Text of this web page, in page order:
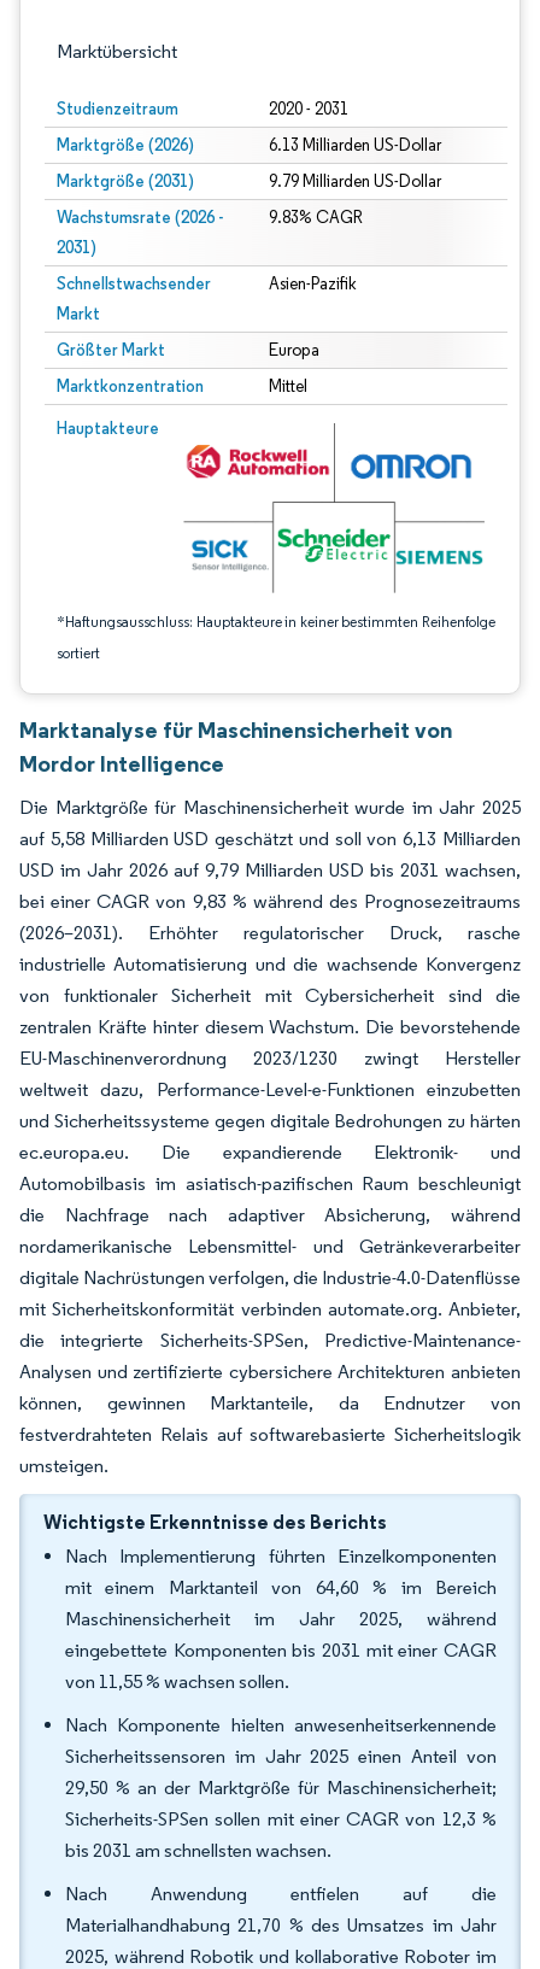
Marktübersicht
Studienzeitraum 2020 - 2031
Marktgröße (2026) 6.13 Milliarden US-Dollar
Marktgröße (2031) 9.79 Milliarden US-Dollar
Wachstumsrate (2026 -
2031)
9.83% CAGR
Schnellstwachsender
Markt
Asien-Pazifik
Größter Markt Europa
Marktkonzentration Mittel
Hauptakteure
*Haftungsausschluss: Hauptakteure in keiner bestimmten Reihenfolge
sortiert
Bild © Mordor Intelligence. Wiederverwendung erfordert Namensnennung
Marktanalyse für Maschinensicherheit von
Mordor Intelligence
Die Marktgröße für Maschinensicherheit wurde im Jahr 2025
auf 5,58 Milliarden USD geschätzt und soll von 6,13 Milliarden
USD im Jahr 2026 auf 9,79 Milliarden USD bis 2031 wachsen,
bei einer CAGR von 9,83 % während des Prognosezeitraums
(2026–2031). Erhöhter regulatorischer Druck, rasche
industrielle Automatisierung und die wachsende Konvergenz
von funktionaler Sicherheit mit Cybersicherheit sind die
zentralen Kräfte hinter diesem Wachstum. Die bevorstehende
EU-Maschinenverordnung 2023/1230 zwingt Hersteller
weltweit dazu, Performance-Level-e-Funktionen einzubetten
und Sicherheitssysteme gegen digitale Bedrohungen zu härten
ec.europa.eu. Die expandierende Elektronik- und
Automobilbasis im asiatisch-pazifischen Raum beschleunigt
die Nachfrage nach adaptiver Absicherung, während
nordamerikanische Lebensmittel- und Getränkeverarbeiter
digitale Nachrüstungen verfolgen, die Industrie-4.0-Datenflüsse
mit Sicherheitskonformität verbinden automate.org. Anbieter,
die integrierte Sicherheits-SPSen, Predictive-Maintenance-
Analysen und zertifizierte cybersichere Architekturen anbieten
können, gewinnen Marktanteile, da Endnutzer von
festverdrahteten Relais auf softwarebasierte Sicherheitslogik
umsteigen.
Wichtigste Erkenntnisse des Berichts
Nach Implementierung führten Einzelkomponenten
mit einem Marktanteil von 64,60 % im Bereich
Maschinensicherheit im Jahr 2025, während
eingebettete Komponenten bis 2031 mit einer CAGR
von 11,55 % wachsen sollen.
Nach Komponente hielten anwesenheitserkennende
Sicherheitssensoren im Jahr 2025 einen Anteil von
29,50 % an der Marktgröße für Maschinensicherheit;
Sicherheits-SPSen sollen mit einer CAGR von 12,3 %
bis 2031 am schnellsten wachsen.
Nach Anwendung entfielen auf die
Materialhandhabung 21,70 % des Umsatzes im Jahr
2025, während Robotik und kollaborative Roboter im